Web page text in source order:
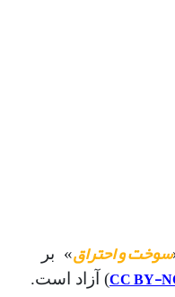
سوخت و احتراق» بر
CC BY-) آزاد است.